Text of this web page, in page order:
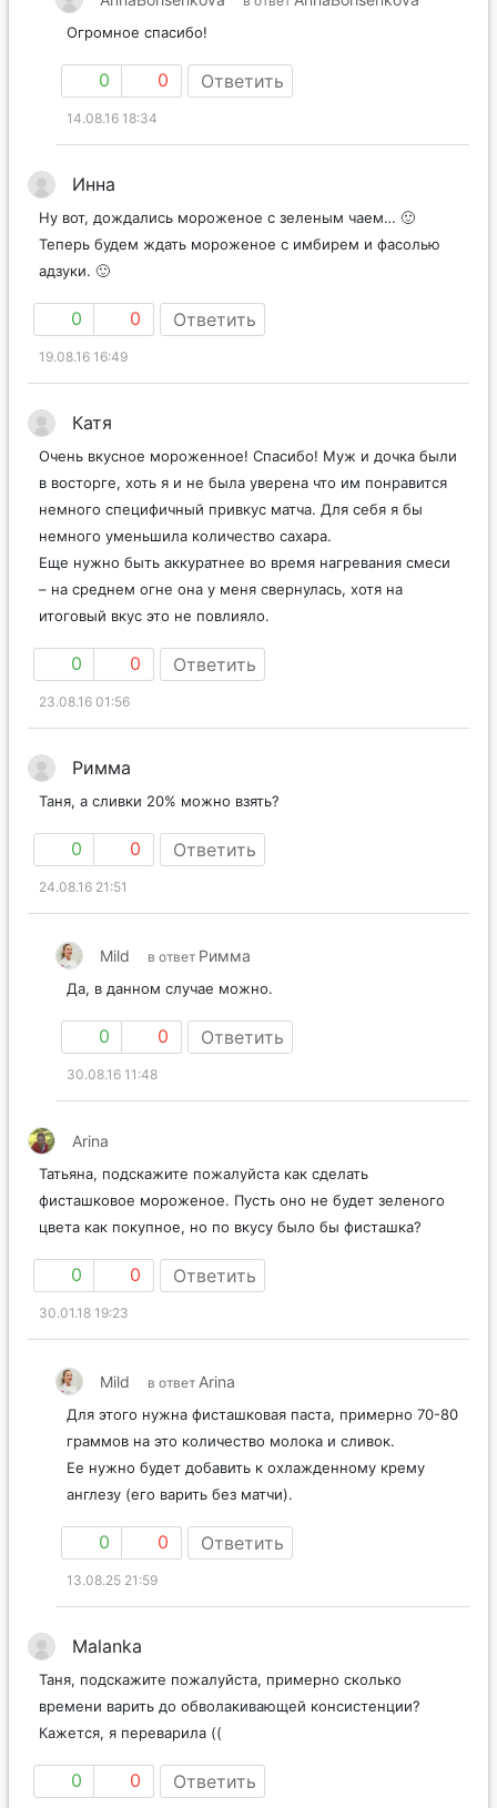
Огромное спасибо!
0 0 Ответить
14.08.16 18:34
Инна
Ну вот, дождались мороженое с зеленым чаем… 🙂
Теперь будем ждать мороженое с имбирем и фасолью
адзуки. 🙂
0 0 Ответить
19.08.16 16:49
Катя
Очень вкусное мороженное! Спасибо! Муж и дочка были
в восторге, хоть я и не была уверена что им понравится
немного специфичный привкус матча. Для себя я бы
немного уменьшила количество сахара.
Еще нужно быть аккуратнее во время нагревания смеси
– на среднем огне она у меня свернулась, хотя на
итоговый вкус это не повлияло.
0 0 Ответить
23.08.16 01:56
Римма
Таня, а сливки 20% можно взять?
0 0 Ответить
24.08.16 21:51
Mild в ответ Римма
Да, в данном случае можно.
0 0 Ответить
30.08.16 11:48
Arina
Татьяна, подскажите пожалуйста как сделать
фисташковое мороженое. Пусть оно не будет зеленого
цвета как покупное, но по вкусу было бы фисташка?
0 0 Ответить
30.01.18 19:23
Mild в ответ Arina
Для этого нужна фисташковая паста, примерно 70-80
граммов на это количество молока и сливок.
Ее нужно будет добавить к охлажденному крему
англезу (его варить без матчи).
0 0 Ответить
13.08.25 21:59
Malanka
Таня, подскажите пожалуйста, примерно сколько
времени варить до обволакивающей консистенции?
Кажется, я переварила ((
0 0 Ответить